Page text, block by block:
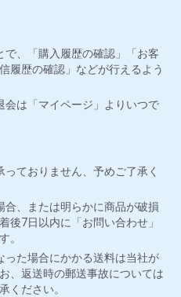
、「購入履歴の確認」「お客
履歴の確認」などが行えるよう
は「マイページ」よりいつで
ておりません、予めご了承く
合、または明らかに商品が破損
後7日以内に「お問い合わせ」
。
た場合にかかる送料は当社が
、返送時の郵送事故については
ください。